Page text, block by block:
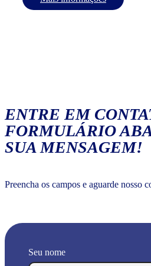
ENTRE EM
FORMULÁRIO
SUA MENSAGEM!
Preencha os campos e aguarde nosso
Seu nome